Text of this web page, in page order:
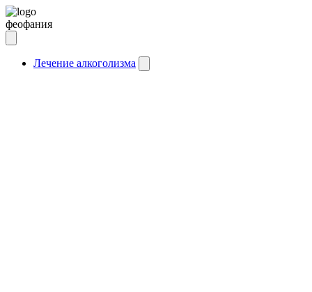
феофания
Лечение алкоголизма